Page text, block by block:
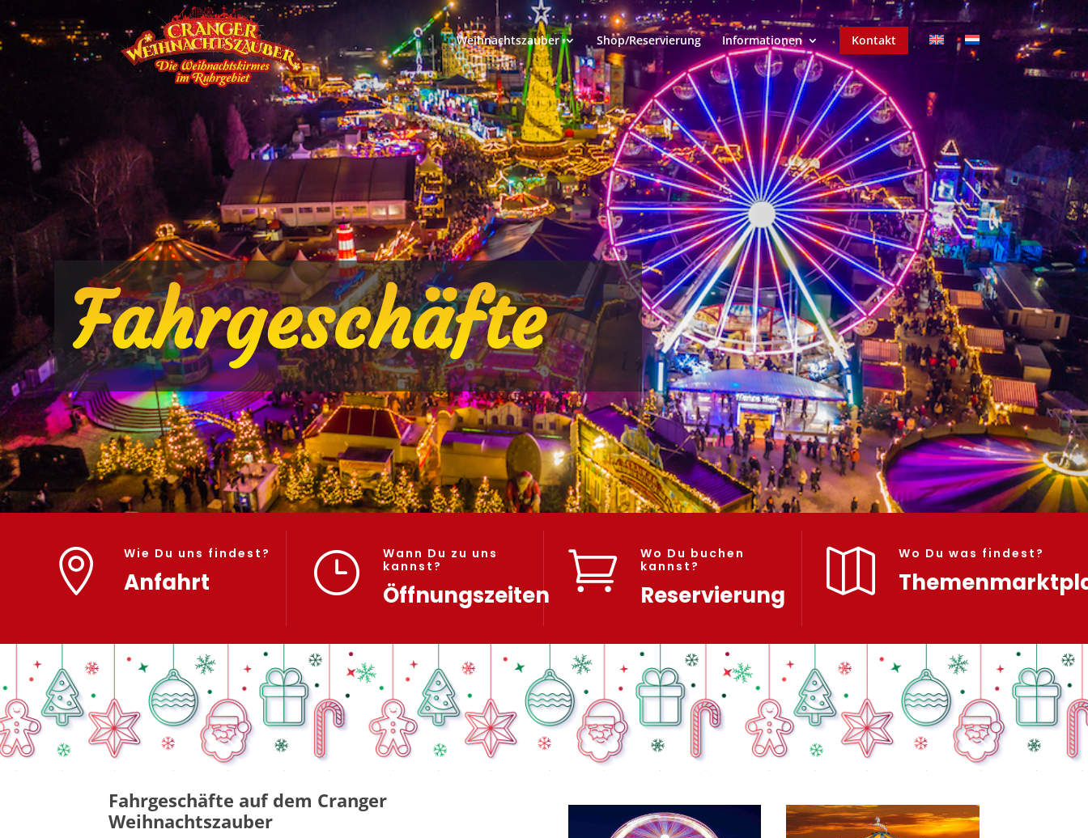
Weihnachtszauber Shop/Reservierung Informationen Kontakt
Fahrgeschäfte
 Wie Du uns findest?
Anfahrt }
Wann Du zu uns
kannst?
Öffnungszeiten 
Wo Du buchen
kannst?
Reservierung  Wo Du was findest?
Fahrgeschäfte auf dem Cranger
Weihnachtszauber